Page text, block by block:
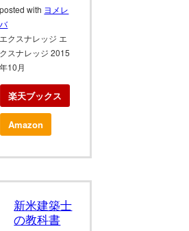
posted with ヨメレ
バ
エクスナレッジ エ
クスナレッジ 2015
年10月
楽天ブックス
Amazon
新米建築士
の教科書